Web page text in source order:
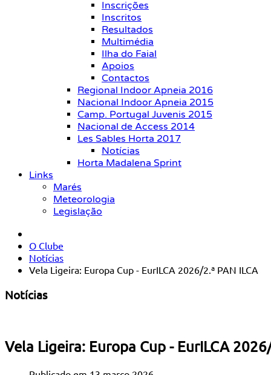
Inscrições
Inscritos
Resultados
Multimédia
Ilha do Faial
Apoios
Contactos
Regional Indoor Apneia 2016
Nacional Indoor Apneia 2015
Camp. Portugal Juvenis 2015
Nacional de Access 2014
Les Sables Horta 2017
Notícias
Horta Madalena Sprint
Links
Marés
Meteorologia
Legislação
O Clube
Notícias
Vela Ligeira: Europa Cup - EurILCA 2026/2.ª PAN ILCA
Notícias
Vela Ligeira: Europa Cup - EurILCA